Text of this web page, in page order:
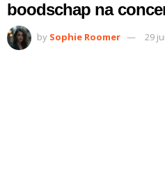
boodschap na
by Sophie Roomer 29